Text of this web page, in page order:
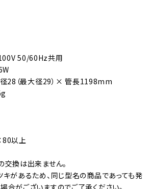
50/60Hz共用
径28（最大径29）× 管長1198mm
80以上
換は出来ません。
があるため、同じ型名の商品であっても発
合がございますのでご了承ください。